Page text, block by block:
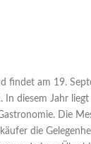
findet am 19.
In diesem Jahr
Die
die